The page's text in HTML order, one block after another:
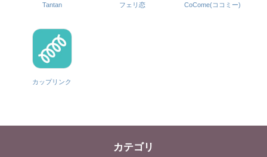
Tantan フェリ恋 CoCome(ココミー)
カップリンク
カテゴリ